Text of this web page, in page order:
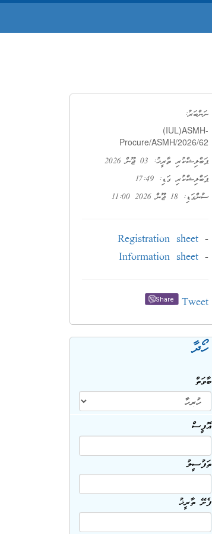
ނަންބަރު:
(IUL)ASMH-
Procure/ASMH/2026/62
ޕަބްލިޝްކުރި ތާރީޚު: 03 ޖޫން 2026
ޕަބްލިޝްކުރި ގަޑި: 17:49
ސުންގަޑި: 18 ޖޫން 2026 11:00
-
Registration sheet
-
Information sheet
Tweet
Share
ހޯދާ
ބާވަތް
އޮފީސް
ތަފުސީލު
ފެށޭ ތާރީޚު